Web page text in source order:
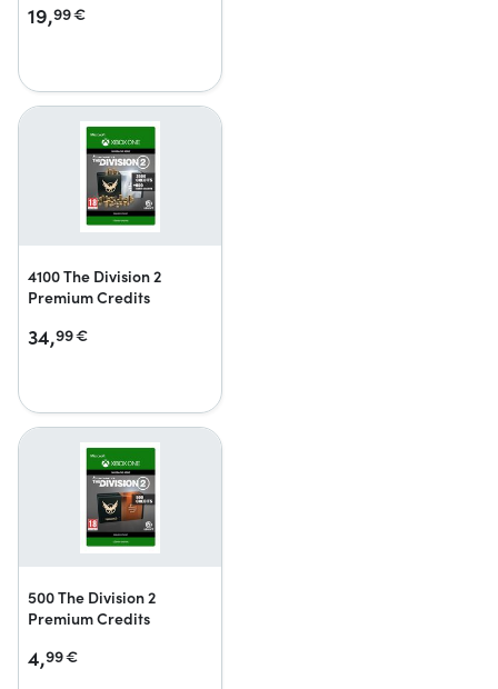
19,99€
4100 The Division 2
Premium Credits
34,99€
500 The Division 2
Premium Credits
4,99€